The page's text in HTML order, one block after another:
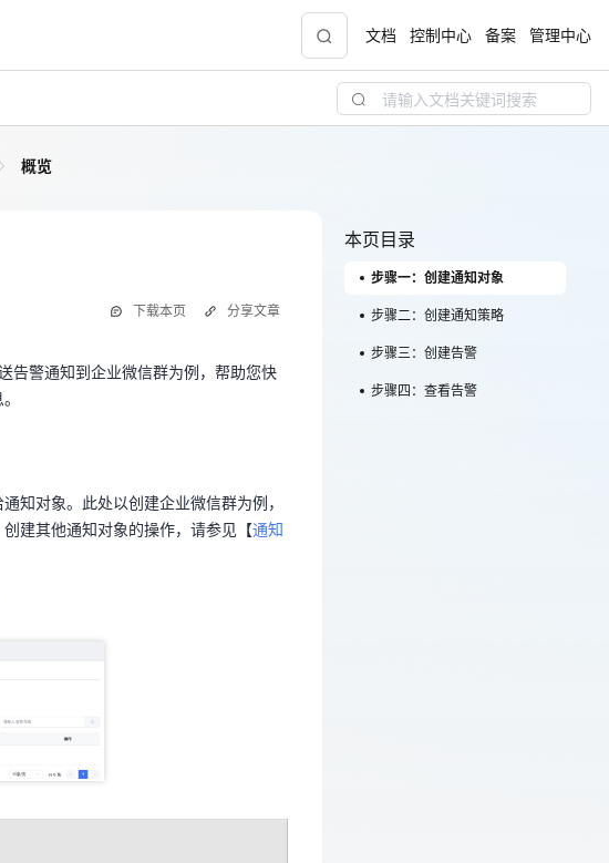
型专项
产化软件全面适配，
国家云助力中小企业腾飞，高额上云补贴重磅
文档 控制中心 备案 管理中心
概览
下载本页
告警通知到企业微信群为例，帮助您快
知对象。此处以创建企业微信群为例，
信机器人的名称。
分享文章
告警通知到企业微信群为例，帮助您快
知对象。此处以创建企业微信群为例，
建其他通知对象的操作，请参见【通知
本页目录
步骤一：创建通知对象
步骤二：创建通知策略
步骤三：创建告警
步骤四：查看告警